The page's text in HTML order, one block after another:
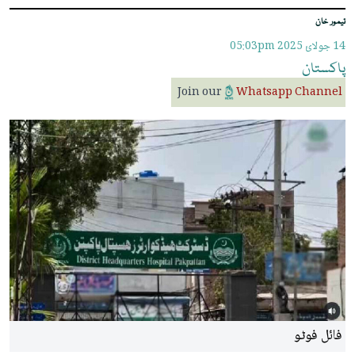
تیمور خان
14 جولائ 2025 05:03pm
پاکستان
Join our Whatsapp Channel
فائل فوٹو